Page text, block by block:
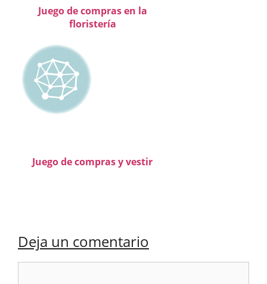
Juego de compras en la
floristería
Juego de compras y vestir
Deja un comentario